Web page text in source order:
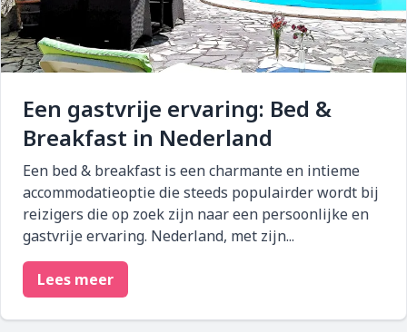
Een gastvrije ervaring: Bed &
Breakfast in Nederland
Een bed & breakfast is een charmante en intieme
accommodatieoptie die steeds populairder wordt bij
reizigers die op zoek zijn naar een persoonlijke en
gastvrije ervaring. Nederland, met zijn...
Lees meer